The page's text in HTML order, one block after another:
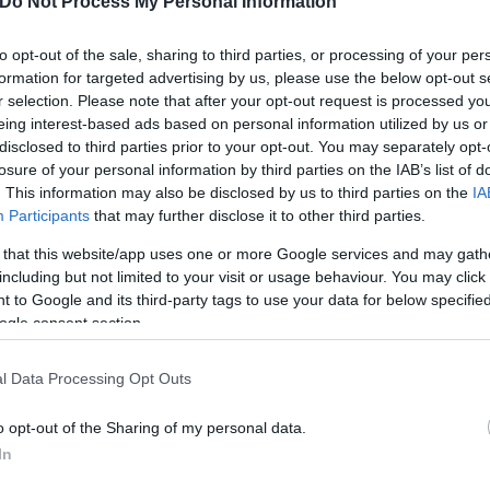
opt-out of the sale, sharing to third parties, or processing of your
for targeted advertising by us, please use the below opt-out
selection. Please note that after your opt-out request is processed
interest-based ads based on personal information utilized by us
to third parties prior to your opt-out. You may separately
of your personal information by third parties on the IAB’s list of
This information may also be disclosed by us to third parties on the
Participants that may further disclose it to other third parties.
that this website/app uses one or more Google services and may
but not limited to your visit or usage behaviour. You may
to Google and its third-party tags to use your data for below
consent section.
Data Processing Opt Outs
opt-out of the Sharing of my personal data.
Απόστολος Λύτρας,
ήρθε σε επαφή με την 22χρονη κόρη του
να το διαχειριστούν, από όσο μπορεί να
Λύτρας, ο 54χρονος δράστης ήξερε πολύ καλά τι
από την προηγούμενη ημέρα. «Μου είπε η
και τα τέσσερα παιδιά . Έχω έρθει σε
Πήγε και τη βρήκε στο σημείο που εργαζόταν
την άτυχη Νεκταρία, κάτι που γνωρίζουν και τα
με τη μητέρα τους. Την ημέρα που έγινε η
παρακολουθεί και μόλις τελειώσω τη δουλειά